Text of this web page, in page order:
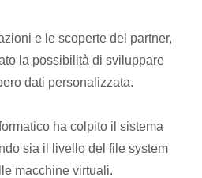
e le scoperte del partner,
la possibilità di sviluppare
dati personalizzata.
ha colpito il sistema
sia il livello del file system
macchine virtuali.